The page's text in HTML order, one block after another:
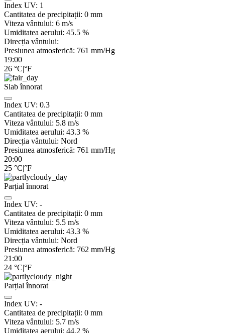
Index UV: 1
Cantitatea de precipitații: 0 mm
Viteza vântului: 6 m/s
Umiditatea aerului: 45.5 %
Direcția vântului:
Presiunea atmosferică: 761 mm/Hg
19:00
26 °C|°F
Slab înnorat
Index UV: 0.3
Cantitatea de precipitații: 0 mm
Viteza vântului: 5.8 m/s
Umiditatea aerului: 43.3 %
Direcția vântului: Nord
Presiunea atmosferică: 761 mm/Hg
20:00
25 °C|°F
Parțial înnorat
Index UV: -
Cantitatea de precipitații: 0 mm
Viteza vântului: 5.5 m/s
Umiditatea aerului: 43.3 %
Direcția vântului: Nord
Presiunea atmosferică: 762 mm/Hg
21:00
24 °C|°F
Parțial înnorat
Index UV: -
Cantitatea de precipitații: 0 mm
Viteza vântului: 5.7 m/s
Umiditatea aerului: 44.2 %